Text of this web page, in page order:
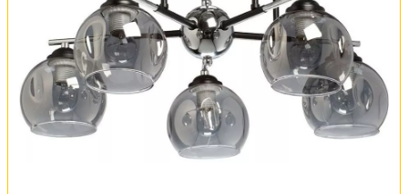
Обмен и возврат
Установка
FAQ